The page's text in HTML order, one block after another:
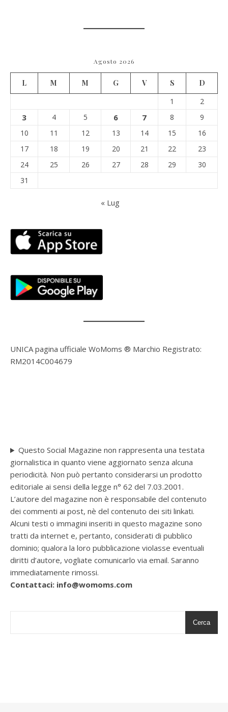
Agosto 2026
L M M G V S
D
1
2
3 4 5 6 7 8
9
10
11 12 13 14 15
16
17
18 19 20 21 22
23
24
25 26 27 28 29
30
31
« Lug
UNICA pagina ufficiale WoMoms ® Marchio Registrato:
RM2014C004679
Questo Social Magazine non rappresenta una testata
giornalistica in quanto viene aggiornato senza alcuna
periodicità. Non può pertanto considerarsi un prodotto
editoriale ai sensi della legge n° 62 del 7.03.2001.
L’autore del magazine non è responsabile del contenuto
dei commenti ai post, nè del contenuto dei siti linkati.
Alcuni testi o immagini inseriti in questo magazine sono
tratti da internet e, pertanto, considerati di pubblico
dominio; qualora la loro pubblicazione violasse eventuali
diritti d’autore, vogliate comunicarlo via email. Saranno
immediatamente rimossi.
Contattaci: info@womoms.com
Cerca